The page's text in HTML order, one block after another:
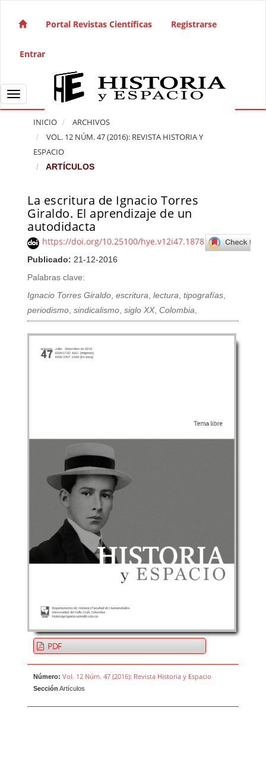
Navegación principal
Barra lateral
Portal Revistas Científicas Registrarse
Entrar
Toggle navigation
INICIO
ARCHIVOS
VOL. 12 NÚM. 47 (2016): REVISTA HISTORIA Y
ESPACIO
ARTÍCULOS
La escritura de Ignacio Torres
Giraldo. El aprendizaje de un
autodidacta
https://doi.org/10.25100/hye.v12i47.1878
Publicado: 21-12-2016
Palabras clave:
Ignacio Torres Giraldo,escritura,lectura,tipografías,
periodismo,sindicalismo,siglo XX,Colombia,
Barra lateral del artículo
PDF
Número: Vol. 12 Núm. 47 (2016): Revista Historia y Espacio
Sección Artículos